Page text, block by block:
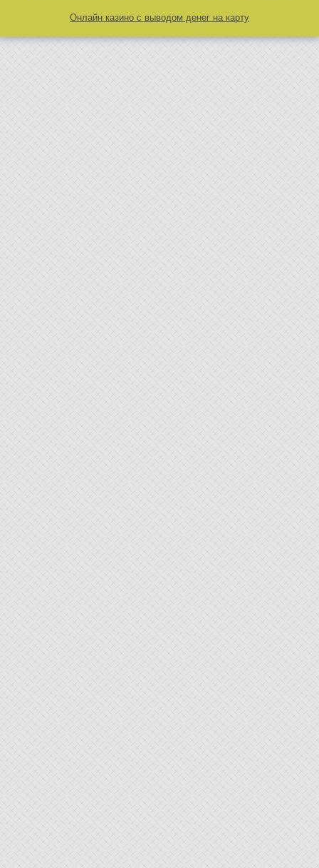
Онлайн казино с выводом денег на карту